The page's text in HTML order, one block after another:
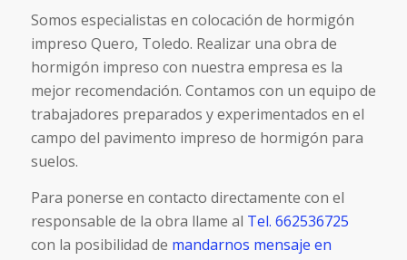
Somos especialistas en colocación de hormigón
impreso Quero, Toledo. Realizar una obra de
hormigón impreso con nuestra empresa es la
mejor recomendación. Contamos con un equipo de
trabajadores preparados y experimentados en el
campo del pavimento impreso de hormigón para
suelos.
Para ponerse en contacto directamente con el
responsable de la obra llame al Tel. 662536725
con la posibilidad de mandarnos mensaje en